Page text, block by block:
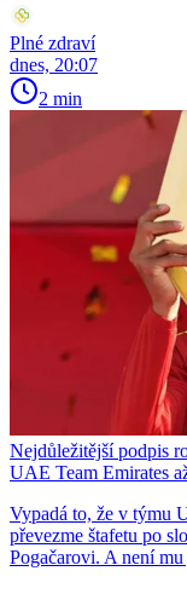
Plné zdraví
dnes, 20:07
2 min
Nejdůležitější podpis
UAE Team Emirates
Vypadá to, že v týmu
převezme štafetu po
Pogačarovi. A není